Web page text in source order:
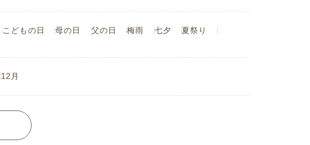
こどもの日 母の日 父の日 梅雨 七夕
夏祭り
12月